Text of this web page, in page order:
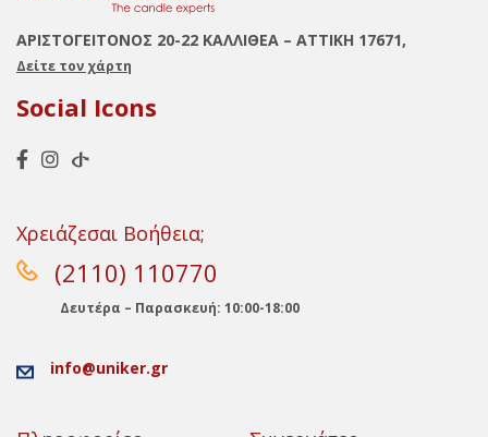
ΑΡΙΣΤΟΓΕΙΤΟΝΟΣ 20-22 ΚΑΛΛΙΘΕΑ – ΑΤΤΙΚΗ 17671,
Δείτε τον χάρτη
Social Icons
Χρειάζεσαι Βοήθεια;
(2110) 110770
Δευτέρα – Παρασκευή: 10:00-18:00
info@uniker.gr